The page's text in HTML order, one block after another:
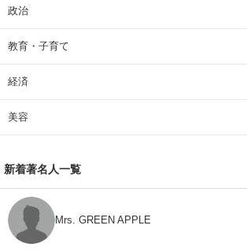
政治
教育・子育て
経済
美容
新着著名人一覧
Mrs. GREEN APPLE